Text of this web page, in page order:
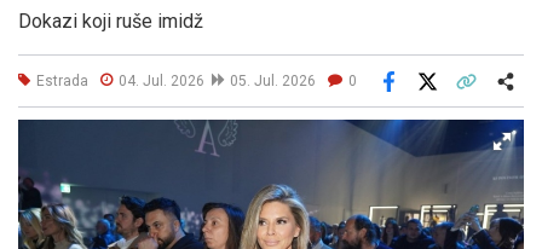
Dokazi koji ruše imidž
Estrada 04. Jul. 2026 05. Jul. 2026 0
Facebook